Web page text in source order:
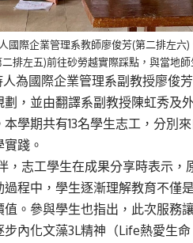
國際企業管理系教師廖俊芳(第二排左
排左五)前往砂勞越實際踩點，與當地師
為國際企業管理系副教授廖俊
， 並由翻譯系副教授陳虹秀及
本學期共有13名學生志工，分別
實踐 。
，志工學生在成果分享時表示，
過程中，學生逐漸理解教育不僅
值。參與學生也指出，此次服務
步內化文藻3L精神（Life熱愛生命